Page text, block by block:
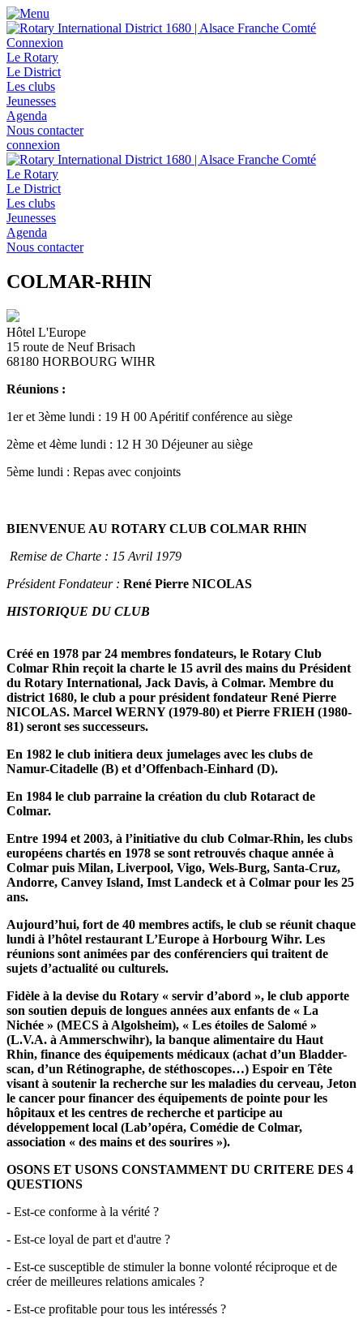
Connexion
Le Rotary
Le District
Les clubs
Jeunesses
Agenda
Nous contacter
connexion
Le Rotary
Le District
Les clubs
Jeunesses
Agenda
Nous contacter
COLMAR-RHIN
Hôtel L'Europe
15 route de Neuf Brisach
68180 HORBOURG WIHR
Réunions :
1er et 3ème lundi : 19 H 00 Apéritif conférence au siège
2ème et 4ème lundi : 12 H 30 Déjeuner au siège
5ème lundi : Repas avec conjoints
BIENVENUE AU ROTARY CLUB COLMAR RHIN
Remise de Charte : 15 Avril 1979
Président Fondateur : René Pierre NICOLAS
HISTORIQUE DU CLUB
Créé en 1978 par 24 membres fondateurs, le Rotary Club
Colmar Rhin reçoit la charte le 15 avril des mains du Président
du Rotary International, Jack Davis, à Colmar. Membre du
district 1680, le club a pour président fondateur René Pierre
NICOLAS. Marcel WERNY (1979-80) et Pierre FRIEH (1980-
81) seront ses successeurs.
En 1982 le club initiera deux jumelages avec les clubs de
Namur-Citadelle (B) et d’Offenbach-Einhard (D).
En 1984 le club parraine la création du club Rotaract de
Colmar.
Entre 1994 et 2003, à l’initiative du club Colmar-Rhin, les clubs
européens chartés en 1978 se sont retrouvés chaque année à
Colmar puis Milan, Liverpool, Vigo, Wels-Burg, Santa-Cruz,
Andorre, Canvey Island, Imst Landeck et à Colmar pour les 25
ans.
Aujourd’hui, fort de 40 membres actifs, le club se réunit chaque
lundi à l’hôtel restaurant L’Europe à Horbourg Wihr. Les
réunions sont animées par des conférenciers qui traitent de
sujets d’actualité ou culturels.
Fidèle à la devise du Rotary « servir d’abord », le club apporte
son soutien depuis de longues années aux enfants de « La
Nichée » (MECS à Algolsheim), « Les étoiles de Salomé »
(L.V.A. à Ammerschwihr), la banque alimentaire du Haut
Rhin, finance des équipements médicaux (achat d’un Bladder-
scan, d’un Rétinographe, de stéthoscopes…) Espoir en Tête
visant à soutenir la recherche sur les maladies du cerveau, Jeton
le cancer pour financer des équipements de pointe pour les
hôpitaux et les centres de recherche et participe au
développement local (Lab’opéra, Comédie de Colmar,
association « des mains et des sourires »).
OSONS ET USONS CONSTAMMENT DU CRITERE DES 4
QUESTIONS
- Est-ce conforme à la vérité ?
- Est-ce loyal de part et d'autre ?
- Est-ce susceptible de stimuler la bonne volonté réciproque et de
créer de meilleures relations amicales ?
- Est-ce profitable pour tous les intéressés ?